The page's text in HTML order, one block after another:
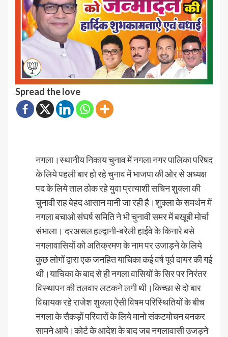
Spread the love
नगला।स्थानीय निकाय चुनाव में नगला नगर पालिका परिषद
के लिये पहली बार हो रहे चुनाव में भाजपा की ओर से अध्यक्ष
पद के लिये ताल ठोक रहे युवा प्रत्याशी सचिन शुक्ला की
चुनावी राह बेहद आसान मानी जा रही है।शुक्ला के समर्थन में
नगला बचाओ संघर्ष समिति ने भी चुनावी समर में बखूबी मोर्चा
संभाला। दरअसल हल्द्वानी-बरेली हाईवे के किनारे बसे
नगलावासियों को अतिक्रमण के नाम पर उजाड़ने के लिये
कुछ लोगों द्वारा एक जनहित याचिका कई वर्ष पूर्व दायर की गई
थी।याचिका के बाद से ही नगला वासियों के सिर पर निरंतर
विस्थापन की तलवार लटकने लगी थी।किच्छा से दो बार
विधायक रहे राजेश शुक्ला ऐसी विषम परिस्थितियों के बीच
नगला के सैकड़ों परिवारों के लिये मानो संकटमोचन बनकर
सामने आये।कोर्ट के आदेश के बाद जब नगलावासी उजड़ने